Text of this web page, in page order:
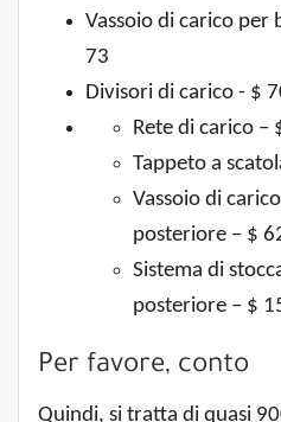
Vassoio di carico per
73
Divisori di carico - $
Rete di carico –
Tappeto a
Vassoio di
posteriore – $
Sistema di
posteriore – $
Per favore, conto
Quindi, si tratta di quasi